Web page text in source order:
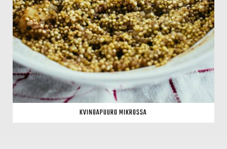
KVINOAPUURO MIKROSSA